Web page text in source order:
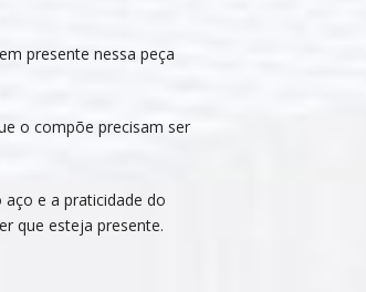
presente nessa peça
o compõe precisam ser
e a praticidade do
que esteja presente.